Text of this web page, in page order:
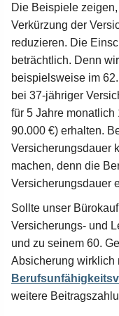
Die Beispiele
Verkürzung der
reduzieren. Die
beträchtlich. Denn
beispielsweise im
bei 37-jähriger
für 5 Jahre
90.000 €) erhalten.
Versicherungsdauer
machen, denn die
Versicherungsdauer
Sollte unser
Versicherungs- und
und zu seinem 60.
Absicherung wirklich
weitere